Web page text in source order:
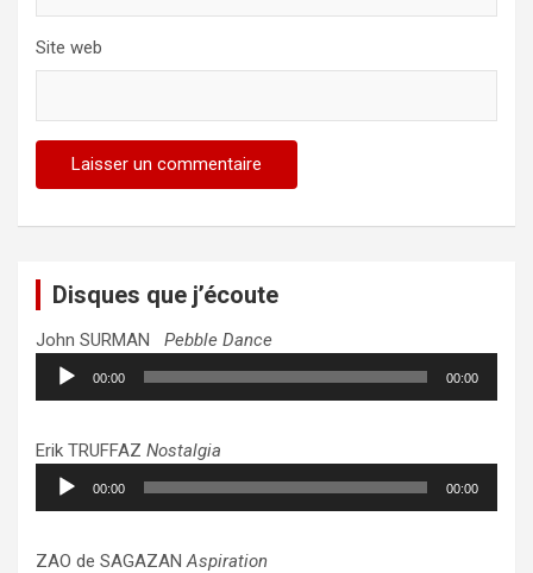
Site web
Disques que j’écoute
John SURMAN Pebble Dance
Lecteur
audio
00:00 00:00
Erik TRUFFAZ Nostalgia
Lecteur
audio
00:00 00:00
ZAO de SAGAZANAspiration